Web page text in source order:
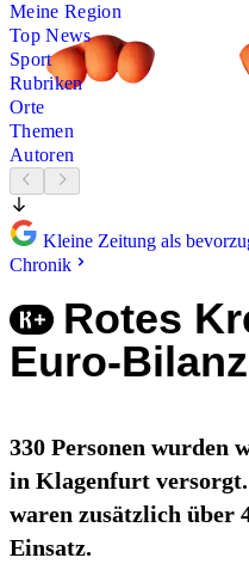
Meine Region
Top News
Sport
Rubriken
Orte
Themen
Autoren
Kleine Zeitung als
Chronik
Rotes
Euro-Bilanz
330 Personen wurden
in Klagenfurt
waren zusätzlich über
Einsatz.